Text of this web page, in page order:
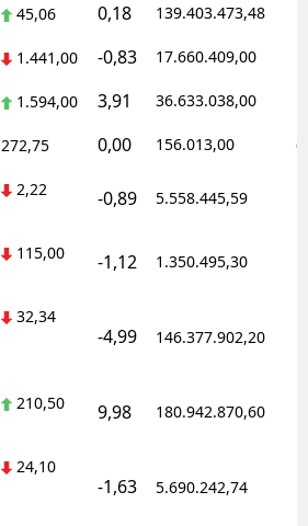
45,06 0,18 139.403.473,48
1.441,00 -0,83 17.660.409,00
1.594,00 3,91 36.633.038,00
272,75 0,00 156.013,00
2,22 -0,89 5.558.445,59
115,00 -1,12 1.350.495,30
32,34
-4,99 146.377.902,20
210,50 9,98 180.942.870,60
24,10
-1,63 5.690.242,74